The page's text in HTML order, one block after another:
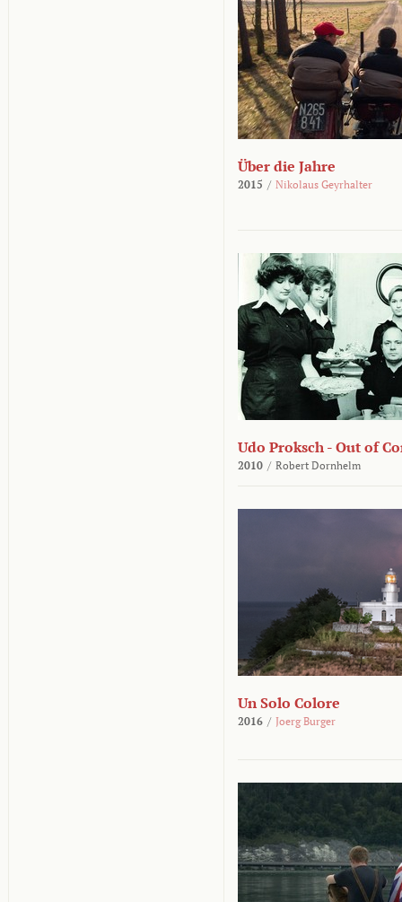
Über die Jahre
2015 / Nikolaus Geyrhalter
Udo Proksch - Out of
2010 / Robert Dornhelm
Un Solo Colore
2016 / Joerg Burger